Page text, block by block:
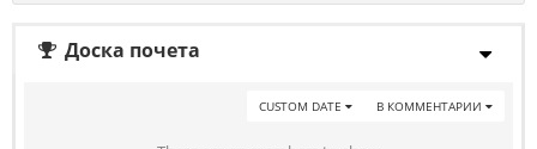
Доска почета
В КОММЕНТАРИИ
CUSTOM DATE